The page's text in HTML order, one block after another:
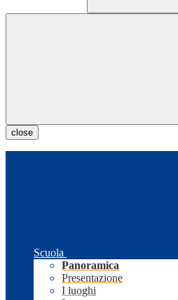
close
Scuola
Panoramica
Presentazione
I luoghi